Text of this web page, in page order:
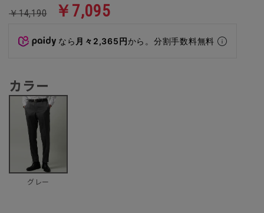
￥14,190 ￥7,095
なら 月々2,365円から。分割手数料無料
カラー
グレー